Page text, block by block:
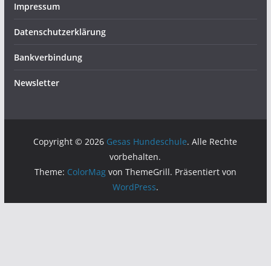
Impressum
Datenschutzerklärung
Bankverbindung
Newsletter
Copyright © 2026 Gesas Hundeschule. Alle Rechte
vorbehalten.
Theme: ColorMagvon ThemeGrill. Präsentiert von
WordPress.